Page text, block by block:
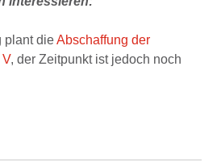
plant dieAbschaffung der
, der Zeitpunkt ist jedoch noch